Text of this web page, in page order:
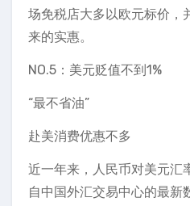
场免税店大多以欧元标价，
来的实惠。
NO.5：美元贬值不到1%
“最不省油”
赴美消费优惠不多
近一年来，人民币对美元汇
自中国外汇交易中心的最新